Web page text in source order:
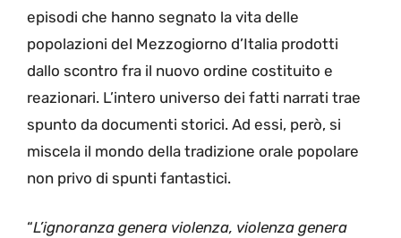
episodi che hanno segnato la vita delle
popolazioni del Mezzogiorno d’Italia prodotti
dallo scontro fra il nuovo ordine costituito e
reazionari. L’intero universo dei fatti narrati trae
spunto da documenti storici. Ad essi, però, si
miscela il mondo della tradizione orale popolare
non privo di spunti fantastici.
“L’ignoranza genera violenza, violenza genera